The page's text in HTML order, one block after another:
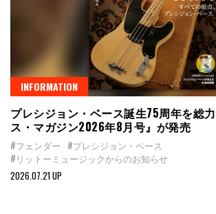
INFORMATION
プレシジョン・ベース誕生75周年を総
ス・マガジン2026年8月号』が発売
#フェンダー #プレシジョン・ベース
#リットーミュージックからのお知らせ
2026.07.21 UP